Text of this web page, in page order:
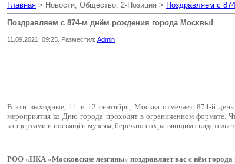
Главная > Новости, Общество, 2-Позиция > Поздравляем с
Поздравляем с 874-м днём рождения города Москвы!
11.09.2021, 09:25. Разместил: Admin
В эти выходные, 11 и 12 сентября, Москва отмечает 874-й
мероприятия ко Дню города проходят в ограниченном формате.
концертами и посвящён музеям, бережно сохраняющим
РОО «НКА «Московские лезгины» поздравляет вас с нём города